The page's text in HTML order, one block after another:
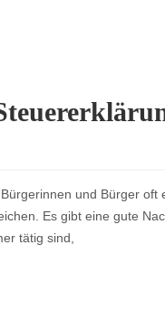
und Bürger
Es gibt eine gute
tätig sind,